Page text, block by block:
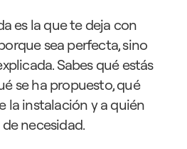
es la que te deja con
sea perfecta, sino
Sabes qué estás
se ha propuesto, qué
la instalación y a quién
necesidad.